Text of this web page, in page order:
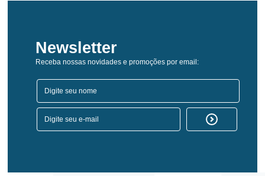
Newsletter
Receba nossas novidades e promoções por email: